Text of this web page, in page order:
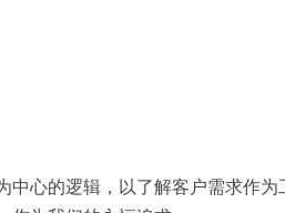
心的逻辑，以了解客户需求作为